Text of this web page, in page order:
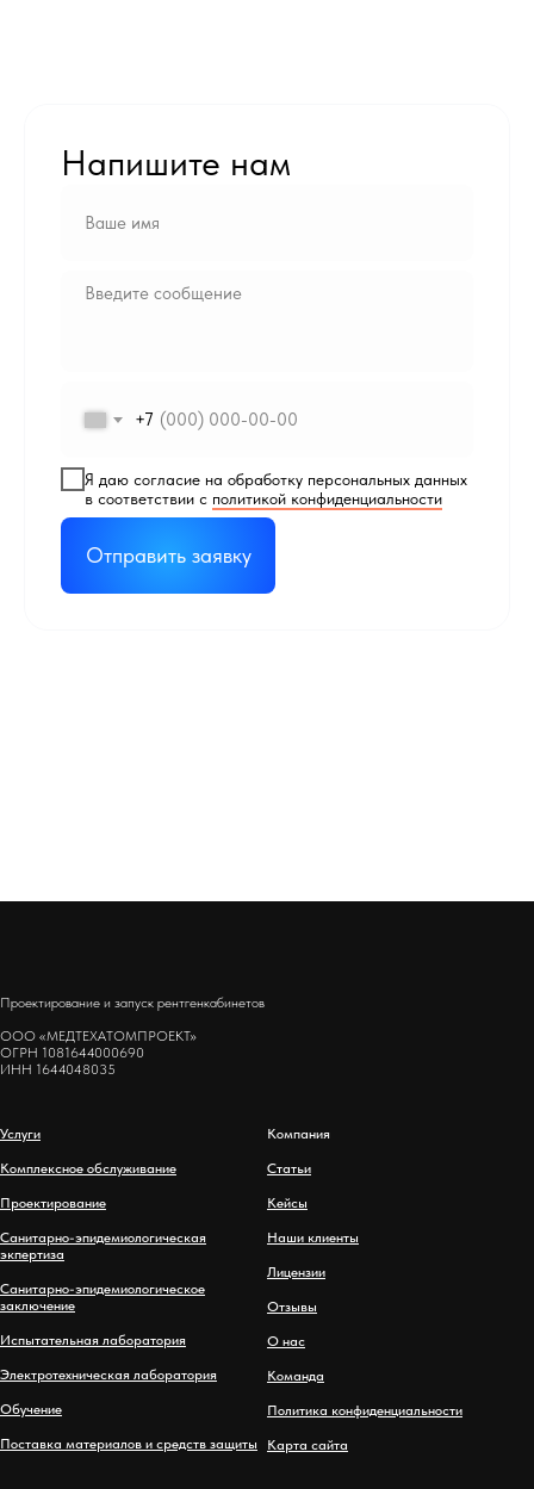
Напишите нам
+7
Я даю согласие на обработку персональных данных
в соответствии с политикой конфиденциальности
Отправить заявку
Проектирование и запуск рентгенкабинетов
ООО «МЕДТЕХАТОМПРОЕКТ»
ОГРН 1081644000690
ИНН 1644048035
Услуги
Комплексное обслуживание
Проектирование
Санитарно-эпидемиологическая
экпертиза
Санитарно-эпидемиологическое
заключение
Испытательная лаборатория
Электротехническая лаборатория
Обучение
Поставка материалов и средств защиты
Компания
Статьи
Кейсы
Наши клиенты
Лицензии
Отзывы
О нас
Команда
Политика конфиденциальности
Карта сайта